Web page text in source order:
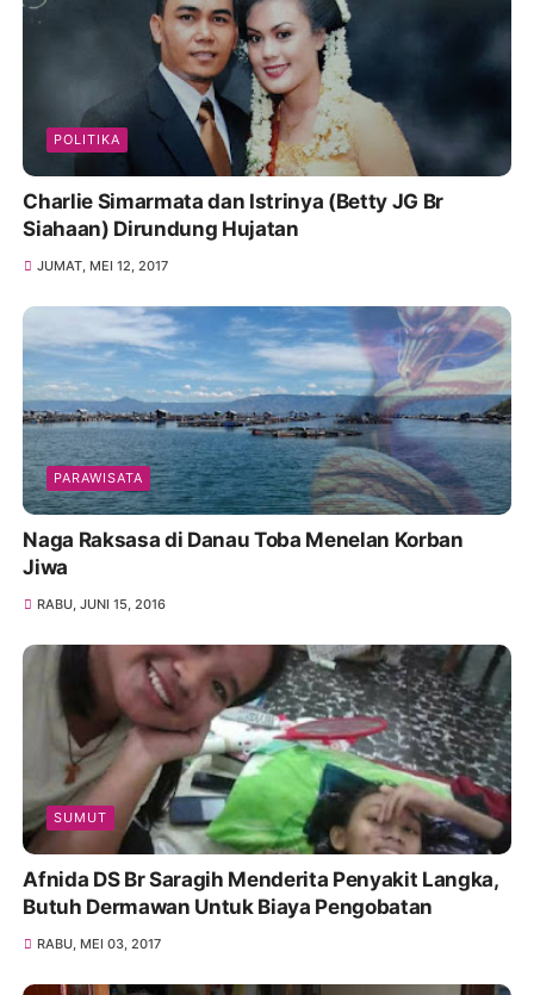
POLITIKA
Charlie Simarmata dan Istrinya (Betty JG Br
Siahaan) Dirundung Hujatan
JUMAT, MEI 12, 2017
PARAWISATA
Naga Raksasa di Danau Toba Menelan Korban
Jiwa
RABU, JUNI 15, 2016
SUMUT
Afnida DS Br Saragih Menderita Penyakit Langka,
Butuh Dermawan Untuk Biaya Pengobatan
RABU, MEI 03, 2017